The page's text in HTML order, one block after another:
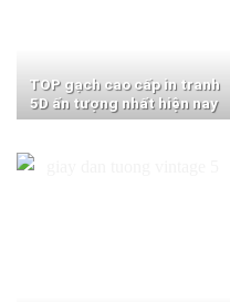
TOP gạch cao cấp in tranh
5D ấn tượng nhất hiện nay